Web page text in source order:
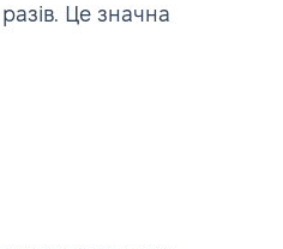
разів. Це значна